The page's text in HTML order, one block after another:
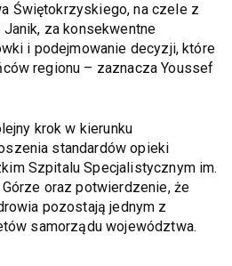
Świętokrzyskiego, na czele z
Janik, za konsekwentne
i podejmowanie decyzji, które
regionu – zaznacza Youssef
krok w kierunku
standardów opieki
Szpitalu Specjalistycznym im.
Górze oraz potwierdzenie, że
pozostają jednym z
samorządu województwa.